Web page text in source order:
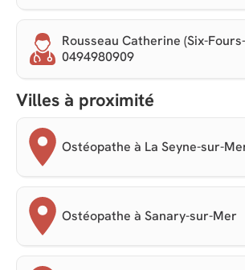
Rousseau Catherine (Six-
0494980909
Villes à proximité
Ostéopathe à La Seyne-sur-
Ostéopathe à Sanary-sur-Mer